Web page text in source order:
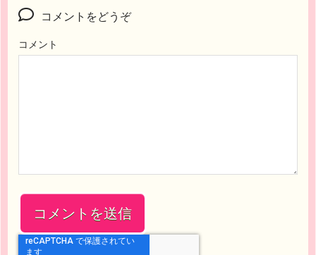
コメントをどうぞ
コメント